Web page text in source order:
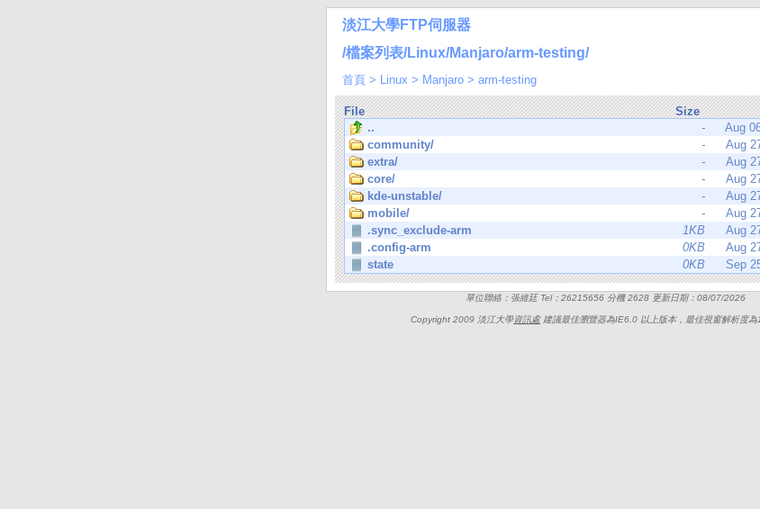
淡江大學FTP伺服器
/檔案列表/Linux/Manjaro/arm-testing/
首頁 > Linux > Manjaro > arm-testing
File Size
..
-
Aug
community/
-
Aug
extra/
-
Aug
core/
-
Aug
kde-unstable/
-
Aug
mobile/
-
Aug
.sync_exclude-arm
1KB
Aug
.config-arm
0KB
Aug
state
0KB Sep
單位聯絡：張維廷 Tel：26215656 分機 2628 更新日期：08/07/2026
Copyright 2009 淡江大學資訊處建議最佳瀏覽器為IE6.0 以上版本，最佳視窗解析度